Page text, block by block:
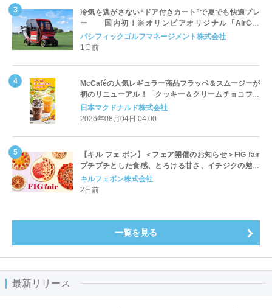
冷気を逃がさない“ドア付きカート”で夏でも快適プレ
ー 国内初！※オリンピアオリジナル「AirCon
Cart（エアコンカート）」導入 | ＰＧＭ
パシフィックゴルフマネージメント株式会社
1日前
McCaféの人気レギュラー商品フラッペ＆スムージーが
初のリニューアル！「クッキー＆クリームチョコフラ
ッペ」「マンゴースムージー」8月5日（水）から販売
開始
日本マクドナルド株式会社
2026年08月04日 04:00
【キル フェ ボン】＜フェア開催のお知らせ＞FIG fair
プチプチとした食感、とろける甘さ、イチジクの魅力
をたっぷりと。新作を含め、イチジク尽くしの全4種が
登場8月20日（木）スタート
キルフェボン株式会社
2日前
一覧を見る
最新リリース